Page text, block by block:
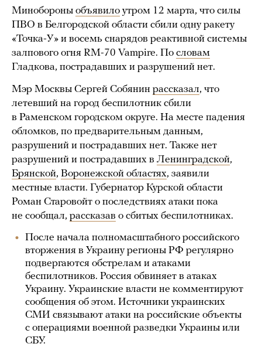
Минобороны объявило утром 12 марта, что силы
ПВО в Белгородской области сбили одну ракету
«Точка-У» и восемь снарядов реактивной системы
залпового огня RM-70 Vampire. По словам
Гладкова, пострадавших и разрушений нет.
Мэр Москвы Сергей Собянин рассказал, что
летевший на город беспилотник сбили
в Раменском городском округе. На месте падения
обломков, по предварительным данным,
разрушений и пострадавших нет. Также нет
разрушений и пострадавших в Ленинградской,
Брянской, Воронежской областях, заявили
местные власти. Губернатор Курской области
Роман Старовойт о последствиях атаки пока
не сообщал, рассказав о сбитых беспилотниках.
После начала полномасштабного российского
вторжения в Украину регионы РФ регулярно
подвергаются обстрелам и атаками
беспилотников. Россия обвиняет в атаках
Украину. Украинские власти не комментируют
сообщения об этом. Источники украинских
СМИ связывают атаки на российские объекты
с операциями военной разведки Украины или
СБУ.